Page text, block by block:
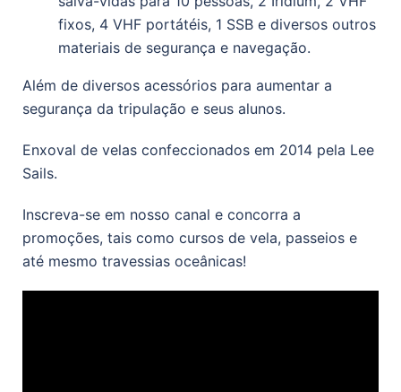
fixos, 4 VHF portátéis, 1 SSB e diversos outros
materiais de segurança e navegação.
Além de diversos acessórios para aumentar a
segurança da tripulação e seus alunos.
Enxoval de velas confeccionados em 2014 pela Lee
Sails.
Inscreva-se em nosso canal e concorra a
promoções, tais como cursos de vela, passeios e
até mesmo travessias oceânicas!